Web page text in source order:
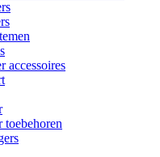
accessoires
toebehoren